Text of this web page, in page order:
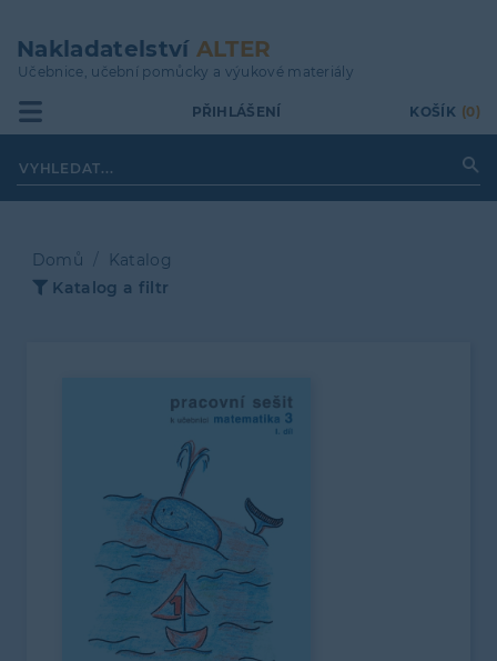
hlavnímu
obsahu
Nakladatelství ALTER
Učebnice, učební pomůcky a výukové materiály
PŘIHLÁŠENÍ KOŠÍK (0)
Drobečková
Domů
Katalog
Katalog a filtr